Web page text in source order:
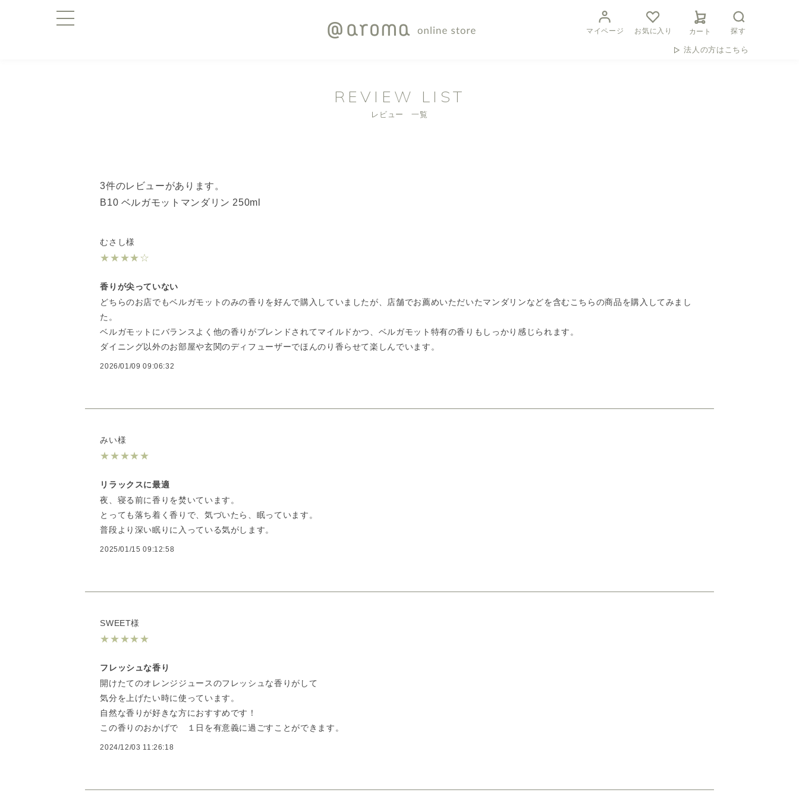
マイページ お気に入り カート 探す
法人の方はこちら
REVIEW LIST
レビュー 一覧
3件のレビューがあります。
B10 ベルガモットマンダリン 250ml
むさし様
★★★★☆
香りが尖っていない
どちらのお店でもベルガモットのみの香りを好んで購入していましたが、店舗でお薦めいただいたマンダリンなどを含むこちらの商品を購入してみまし
た。
ベルガモットにバランスよく他の香りがブレンドされてマイルドかつ、ベルガモット特有の香りもしっかり感じられます。
ダイニング以外のお部屋や玄関のディフューザーでほんのり香らせて楽しんでいます。
2026/01/09 09:06:32
みい様
★★★★★
リラックスに最適
夜、寝る前に香りを焚いています。
とっても落ち着く香りで、気づいたら、眠っています。
普段より深い眠りに入っている気がします。
2025/01/15 09:12:58
SWEET様
★★★★★
フレッシュな香り
開けたてのオレンジジュースのフレッシュな香りがして
気分を上げたい時に使っています。
自然な香りが好きな方におすすめです！
この香りのおかげで １日を有意義に過ごすことができます。
2024/12/03 11:26:18